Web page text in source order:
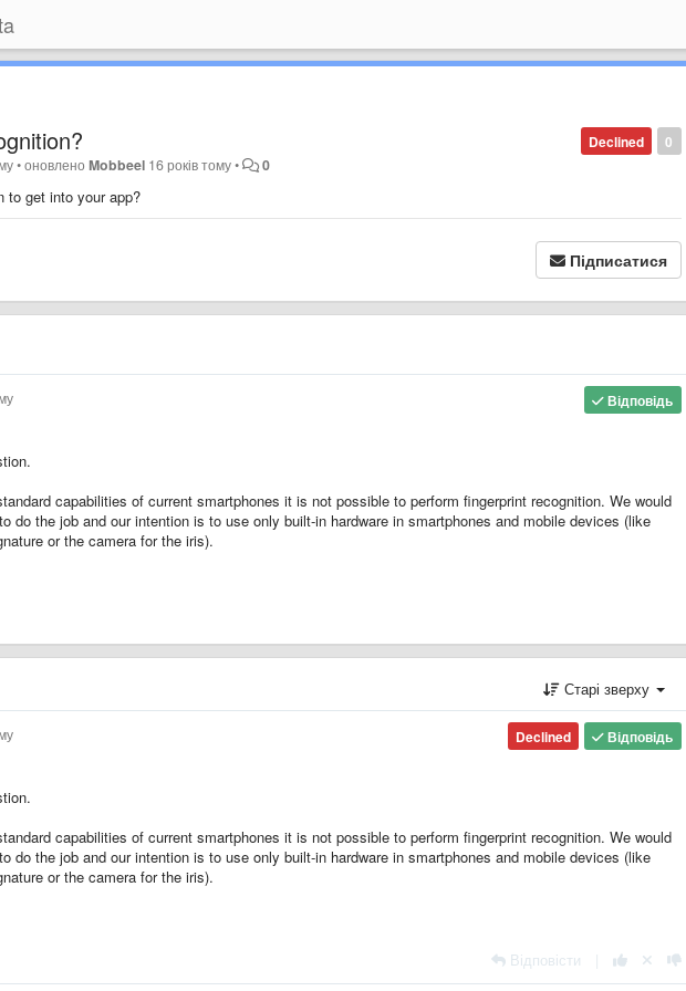
0
Declined
•оновленоMobbeel 16 років тому• 0
to get into your app?
Підписатися
Відповідь
capabilities of current smartphones it is not possible to perform fingerprint recognition. We would
do the job and our intention is to use only built-in hardware in smartphones and mobile devices (like
or the camera for the iris).
Старі зверху
Відповідь
Declined
capabilities of current smartphones it is not possible to perform fingerprint recognition. We would
do the job and our intention is to use only built-in hardware in smartphones and mobile devices (like
or the camera for the iris).
Відповісти